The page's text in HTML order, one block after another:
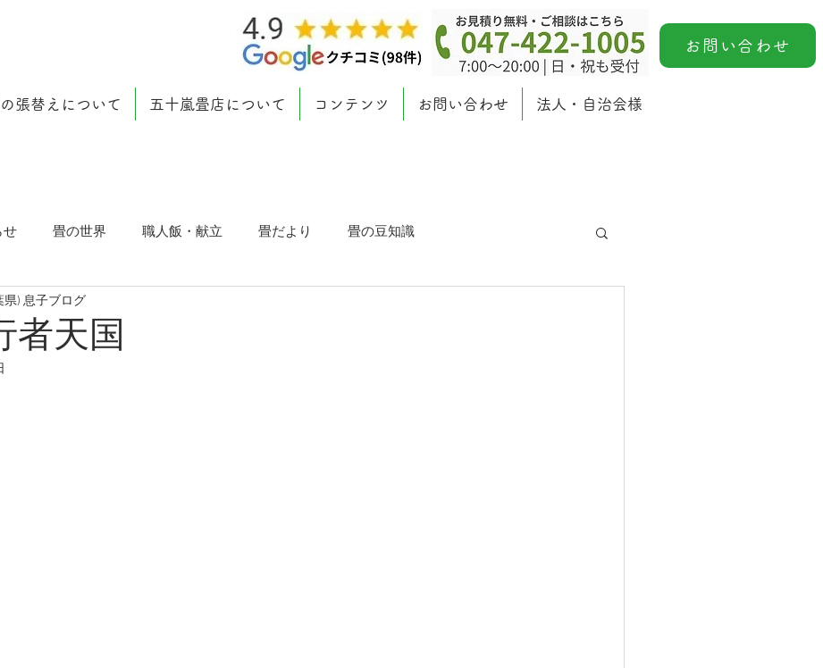
お問い合わせ
張替えについて 五十嵐畳店について コンテンツ お問い合わせ 法人・自治会様
せ 畳の世界 職人飯・献立 畳だより 畳の豆知識
者天国
) 息子ブログ